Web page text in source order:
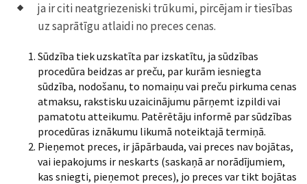
ja ir citi neatgriezeniski trūkumi, pircējam ir tiesības
uz saprātīgu atlaidi no preces cenas.
Sūdzība tiek uzskatīta par izskatītu, ja sūdzības
procedūra beidzas ar preču, par kurām iesniegta
sūdzība, nodošanu, to nomaiņu vai preču pirkuma cenas
atmaksu, rakstisku uzaicinājumu pārņemt izpildi vai
pamatotu atteikumu. Patērētāju informē par sūdzības
procedūras iznākumu likumā noteiktajā termiņā.
Pieņemot preces, ir jāpārbauda, vai preces nav bojātas,
vai iepakojums ir neskarts (saskaņā ar norādījumiem,
kas sniegti, pieņemot preces), jo preces var tikt bojātas